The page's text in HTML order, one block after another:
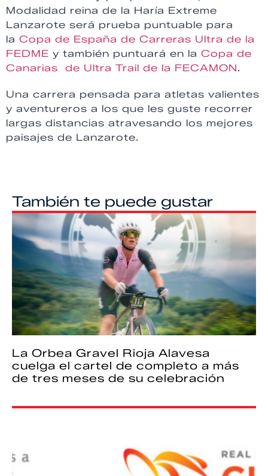
Modalidad reina de la Haría Extreme
Lanzarote será prueba puntuable para
la Copa de España de Carreras Ultra de la
FEDME y también puntuará en la Copa de
Canarias de Ultra Trail de la FECAMON.
Una carrera pensada para atletas valientes
y aventureros a los que les guste recorrer
largas distancias atravesando los mejores
paisajes de Lanzarote.
También te puede gustar
La Orbea Gravel Rioja Alavesa
cuelga el cartel de completo a más
de tres meses de su celebración